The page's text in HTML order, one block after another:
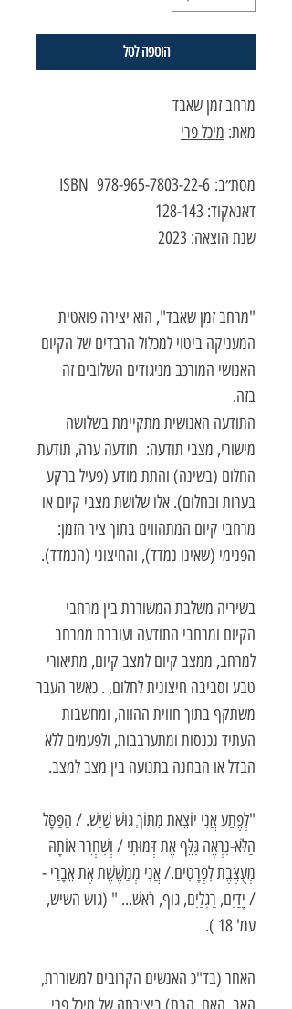
הוספה לסל
מרחב זמן שאבד
מאת: מיכל פרי
מסת״ב: 978-965-7803-22-6 ISBN
דאנאקוד: 128-143
שנת הוצאה: 2023
"מרחב זמן שאבד", הוא יצירה פואטית
המעניקה ביטוי למכלול הרבדים של הקיום
האנושי המורכב מניגודים השלובים זה
בזה.
התודעה האנושית מתקיימת בשלושה
מישורי, מצבי תודעה: תודעה ערה, תודעת
החלום (בשינה) והתת מודע (פעיל ברקע
בערות ובחלום). אלו שלושת מצבי קיום או
מרחבי קיום המתהווים בתוך ציר הזמן:
הפנימי (שאינו נמדד), והחיצוני (הנמדד).
בשיריה משלבת המשוררת בין מרחבי
הקיום ומרחבי התודעה ועוברת ממרחב
למרחב, ממצב קיום למצב קיום, מתיאורי
טבע וסביבה חיצונית לחלום, . כאשר העבר
משתקף בתוך חווית ההווה, ומחשבות
העתיד נכנסות ומתערבבות, ולפעמים ללא
הבדל או הבחנה בתנועה בין מצב למצב.
"לְפֶתַע אֲנִי יוֹצֵאת מִתּוֹךְ גּוּשׁ שַׁיִשׁ. / הַפַּסָּל
הַלֹּא-נִרְאֶה גִּלֵּף אֶת דְּמוּתִי / וְשִׁחְרֵר אוֹתָהּ
מְעֻצֶּבֶת לִפְרָטִים./ אֲנִי מְמַשֶּׁשֶׁת אֶת אֵבָרַי -
/ יָדַיִם, רַגְלַיִם, גּוּף, רֹאשׁ... " (גוש השיש,
עמ' 18 ).
האחר (בד"כ האנשים הקרובים למשוררת,